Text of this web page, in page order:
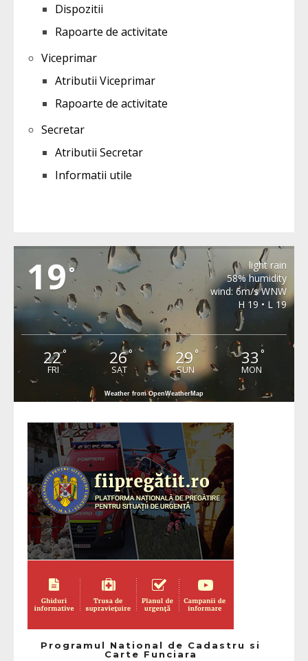
Dispozitii
Rapoarte de activitate
Viceprimar
Atributii Viceprimar
Rapoarte de activitate
Secretar
Atributii Secretar
Informatii utile
19°
light rain
58% humidity
wind: 6m/s WNW
H 19 • L 19
22°
FRI
26°
SAT
29 °
SUN
33 °
MON
Weather from OpenWeatherMap
Programul National de Cadastru si
Carte Funciara